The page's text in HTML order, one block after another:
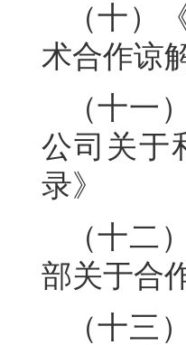
（十）
术合作谅
（十一
公司关于
录》
（十二
部关于合
（十三